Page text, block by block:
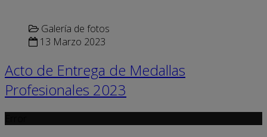
Galería de fotos
13 Marzo 2023
Acto de Entrega de Medallas
Profesionales 2023